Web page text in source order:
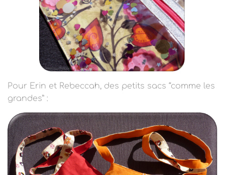
Pour Erin et Rebeccah, des petits sacs “comme les
grandes” :